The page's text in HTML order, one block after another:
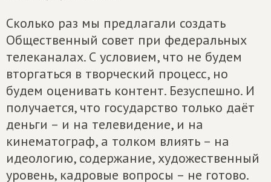
Сколько раз мы предлагали создать
Общественный совет при федеральных
телеканалах. С условием, что не будем
вторгаться в творческий процесс, но
будем оценивать контент. Безуспешно. И
получается, что государство только даёт
деньги – и на телевидение, и на
кинематограф, а толком влиять – на
идеологию, содержание, художественный
уровень, кадровые вопросы – не готово.